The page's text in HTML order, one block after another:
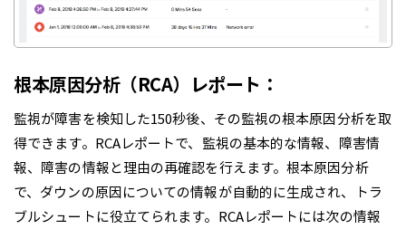
根本原因分析（RCA）レポート：
監視が障害を検知した150秒後、その監視の根本原因分析を取
得できます。RCAレポートで、監視の基本的な情報、障害情
報、障害の情報と理由の再確認を行えます。根本原因分析
で、ダウンの原因についての情報が自動的に生成され、トラ
ブルシュートに役立てられます。RCAレポートには次の情報